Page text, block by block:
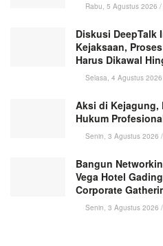
Rabu, 5 Agustus 2026
Diskusi DeepTalk
Kejaksaan,
Harus Dikawal
Selasa, 4 Agustus
Aksi di Kejagung,
Hukum
Senin, 3 Agustus 2026
Bangun
Vega Hotel
Corporate
Senin, 3 Agustus 2026